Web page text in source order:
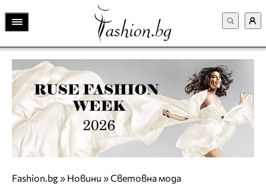
Fashion.bg» Новини »Световна мода